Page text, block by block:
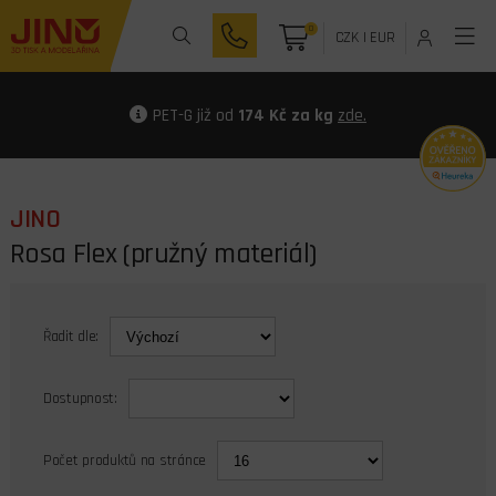
0 CZK| EUR
PET-G již od 174 Kč za kg zde.
JINO
Rosa Flex (pružný materiál)
Řadit dle:
Dostupnost:
Počet produktů na stránce